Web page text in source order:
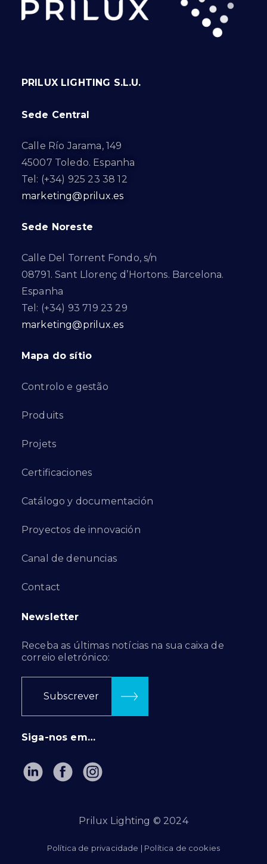
PRILUX LIGHTING S.L.U.
Sede Central
Calle Río Jarama, 149
45007 Toledo. Espanha
Tel: (+34) 925 23 38 12
marketing@prilux.es
Sede Noreste
Calle Del Torrent Fondo, s/n
08791. Sant Llorenç d’Hortons. Barcelona.
Espanha
Tel: (+34) 93 719 23 29
marketing@prilux.es
Mapa do sítio
Controlo e gestão
Produits
Projets
Certificaciones
Catálogo y documentación
Proyectos de innovación
Canal de denuncias
Contact
Newsletter
Receba as últimas notícias na sua caixa de
correio eletrónico:
Subscrever
Siga-nos em…
Prilux Lighting © 2024
Política de privacidade | Política de cookies